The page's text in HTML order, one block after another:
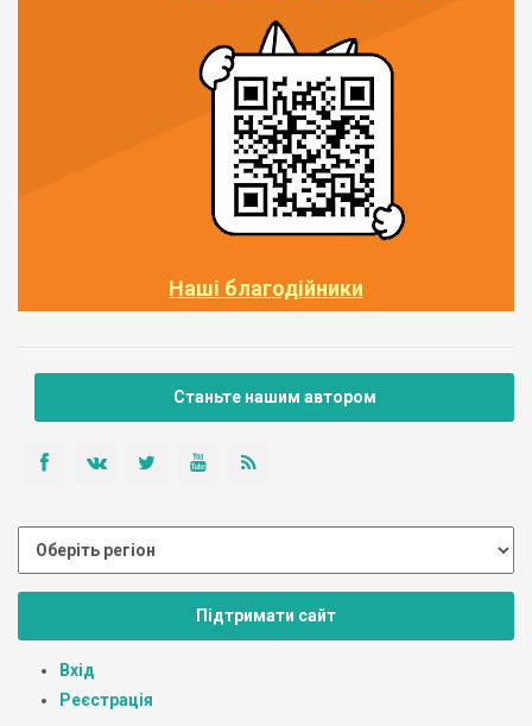
Наші благодійники
Станьте нашим автором
Підтримати сайт
Вхід
Реєстрація